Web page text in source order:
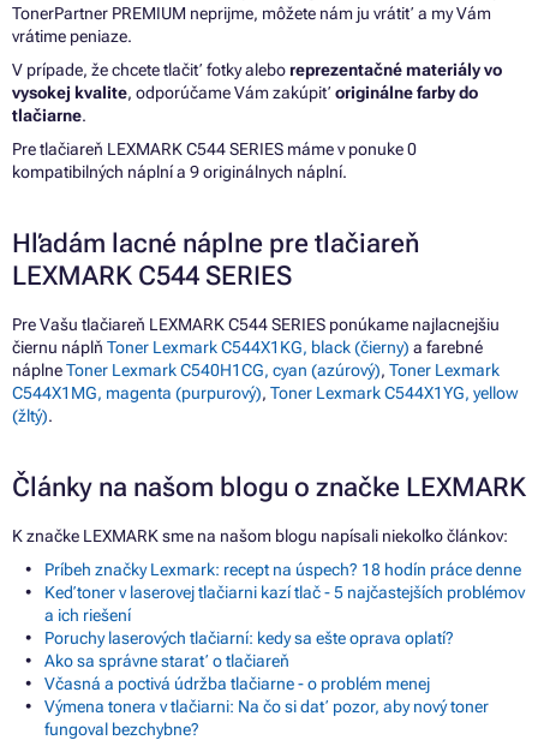
TonerPartner PREMIUM neprijme, môžete nám ju vrátiť a my Vám
vrátime peniaze.
V prípade, že chcete tlačiť fotky aleboreprezentačné materiály vo
vysokej kvalite, odporúčame Vám zakúpiť originálne farby do
tlačiarne.
Pre tlačiareň LEXMARK C544 SERIES máme v ponuke 0
kompatibilných náplní a 9 originálnych náplní.
Hľadám lacné náplne pre tlačiareň
LEXMARK C544 SERIES
Pre Vašu tlačiareň LEXMARK C544 SERIES ponúkame najlacnejšiu
čiernu náplň Toner Lexmark C544X1KG, black (čierny) a farebné
náplneToner Lexmark C540H1CG, cyan (azúrový), Toner Lexmark
C544X1MG, magenta (purpurový), Toner Lexmark C544X1YG, yellow
(žltý).
Články na našom blogu o značke LEXMARK
K značke LEXMARK sme na našom blogu napísali niekoľko článkov:
Príbeh značky Lexmark: recept na úspech? 18 hodín práce denne
Keď toner v laserovej tlačiarni kazí tlač - 5 najčastejších problémov
a ich riešení
Poruchy laserových tlačiarní: kedy sa ešte oprava oplatí?
Ako sa správne starať o tlačiareň
Včasná a poctivá údržba tlačiarne - o problém menej
Výmena tonera v tlačiarni: Na čo si dať pozor, aby nový toner
fungoval bezchybne?